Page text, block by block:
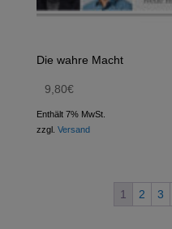
Die wahre Macht
9,80€
Enthält 7% MwSt.
zzgl. Versand
1 2 3